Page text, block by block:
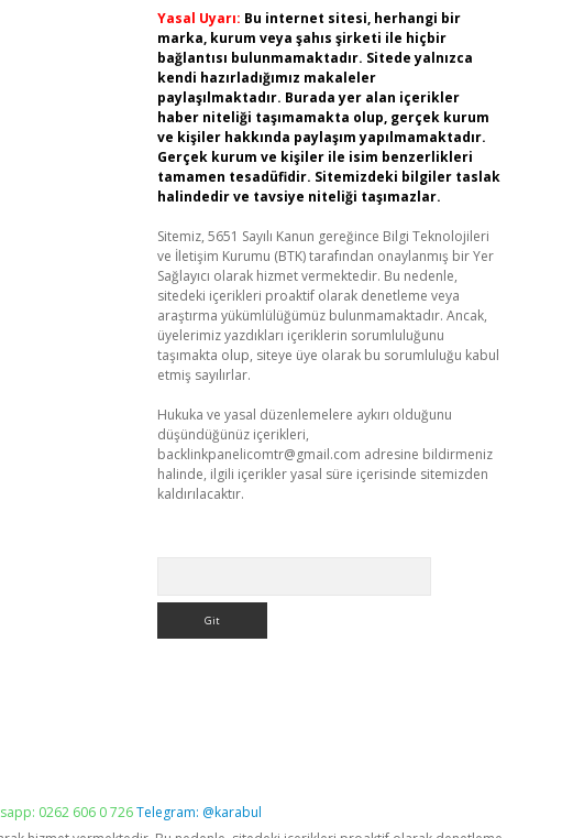
Yasal Uyarı: Bu internet sitesi, herhangi bir
marka, kurum veya şahıs şirketi ile hiçbir
bağlantısı bulunmamaktadır. Sitede yalnızca
kendi hazırladığımız makaleler
paylaşılmaktadır. Burada yer alan içerikler
haber niteliği taşımamakta olup, gerçek kurum
ve kişiler hakkında paylaşım yapılmamaktadır.
Gerçek kurum ve kişiler ile isim benzerlikleri
tamamen tesadüfidir. Sitemizdeki bilgiler taslak
halindedir ve tavsiye niteliği taşımazlar.
Sitemiz, 5651 Sayılı Kanun gereğince Bilgi Teknolojileri
ve İletişim Kurumu (BTK) tarafından onaylanmış bir Yer
Sağlayıcı olarak hizmet vermektedir. Bu nedenle,
sitedeki içerikleri proaktif olarak denetleme veya
araştırma yükümlülüğümüz bulunmamaktadır. Ancak,
üyelerimiz yazdıkları içeriklerin sorumluluğunu
taşımakta olup, siteye üye olarak bu sorumluluğu kabul
etmiş sayılırlar.
Hukuka ve yasal düzenlemelere aykırı olduğunu
düşündüğünüz içerikleri,
backlinkpanelicomtr@gmail.com adresine bildirmeniz
halinde, ilgili içerikler yasal süre içerisinde sitemizden
kaldırılacaktır.
0262 606 0 726Telegram: @karabul